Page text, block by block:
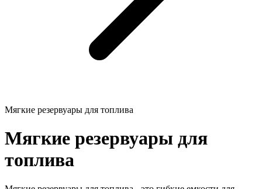
Мягкие резервуары для топлива
Мягкие резервуары для
топлива